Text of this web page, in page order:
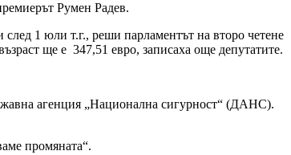
Румен Радев.
след 1 юли т.г., реши парламентът на второ четене
ще е 347,51 евро, записаха още депутатите.
агенция „Национална сигурност“ (ДАНС).
промяната“.